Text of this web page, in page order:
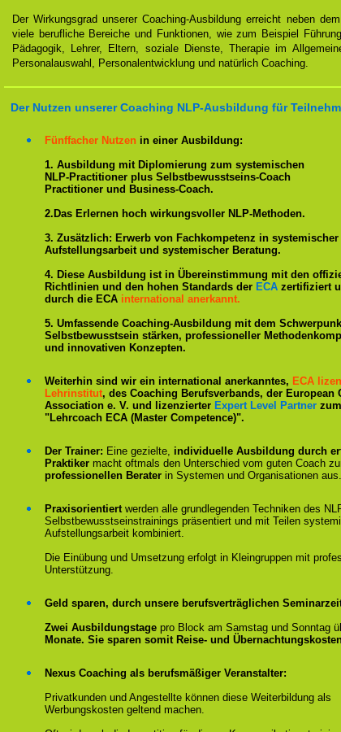
Der Wirkungsgrad unserer Coaching-Ausbildung erreicht neben
viele berufliche Bereiche und Funktionen, wie zum Beispiel
Pädagogik, Lehrer, Eltern, soziale Dienste, Therapie im
Personalauswahl, Personalentwicklung und natürlich Coaching.
Der Nutzen unserer Coaching NLP-Ausbildung für
Fünffacher Nutzen in einer Ausbildung:
1. Ausbildung mit Diplomierung zum systemischen
NLP-Practitioner plus Selbstbewusstseins-Coach
Practitioner und Business-Coach.
2.Das Erlernen hoch wirkungsvoller NLP-Methoden.
3. Zusätzlich: Erwerb von Fachkompetenz in systemischer
Aufstellungsarbeit und systemischer Beratung.
4. Diese Ausbildung ist in Übereinstimmung mit den
Richtlinien und den hohen Standards der ECA zertifiziert
durch die ECA international anerkannt.
5. Umfassende Coaching-Ausbildung mit dem
Selbstbewusstsein stärken, professioneller
und innovativen Konzepten.
Weiterhin sind wir ein international anerkanntes, ECA
Lehrinstitut, des Coaching Berufsverbands, der European
Association e. V. und lizenzierter Expert Level Partner zum
"Lehrcoach ECA (Master Competence)".
Der Trainer: Eine gezielte, individuelle Ausbildung durch
Praktiker macht oftmals den Unterschied vom guten Coach
professionellen Berater in Systemen und Organisationen aus.
Praxisorientiertwerden alle grundlegenden Techniken des
Selbstbewusstseinstrainings präsentiert und mit Teilen
Aufstellungsarbeit kombiniert.
Die Einübung und Umsetzung erfolgt in Kleingruppen mit
Unterstützung.
Geld sparen, durch unsere berufsverträglichen
Zwei Ausbildungstage pro Block am Samstag und Sonntag
Monate. Sie sparen somit Reise- und
Nexus Coaching als berufsmäßiger Veranstalter:
Privatkunden und Angestellte können diese Weiterbildung als
Werbungskosten geltend machen.